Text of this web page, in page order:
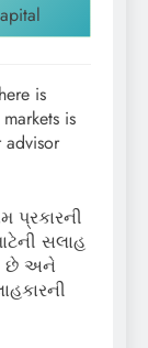
is
is
advisor
પ્રકારની
સલાહ
છે અને